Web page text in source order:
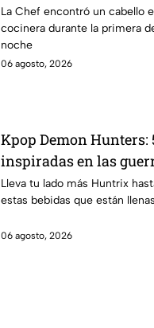
de mandiles negros de
La Chef encontró un cabello
cocinera durante la primera
noche
06 agosto, 2026
Kpop Demon Hunters:
inspiradas en las
para llevar a la escuela
clases 2026; son
Lleva tu lado más Huntrix
estas bebidas que están
06 agosto, 2026